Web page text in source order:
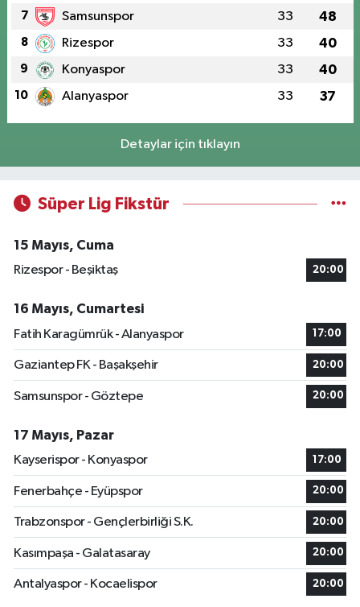
7 Samsunspor 33 48
8 Rizespor 33 40
9 Konyaspor 33 40
10 Alanyaspor 33 37
Detaylar için tıklayın
Süper Lig Fikstür
15 Mayıs, Cuma
Rizespor - Beşiktaş
20:00
16 Mayıs, Cumartesi
Fatih Karagümrük - Alanyaspor
17:00
Gaziantep FK - Başakşehir 20:00
Samsunspor - Göztepe 20:00
17 Mayıs, Pazar
Kayserispor - Konyaspor
17:00
Fenerbahçe - Eyüpspor 20:00
Trabzonspor - Gençlerbirliği S.K. 20:00
Kasımpaşa - Galatasaray 20:00
Antalyaspor - Kocaelispor 20:00